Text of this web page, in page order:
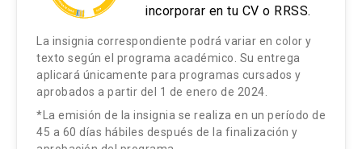
incorporar en tu CV o RRSS.
La insignia correspondiente podrá variar en color y
texto según el programa académico. Su entrega
aplicará únicamente para programas cursados y
aprobados a partir del 1 de enero de 2024.
*La emisión de la insignia se realiza en un período de
45 a 60 días hábiles después de la finalización y